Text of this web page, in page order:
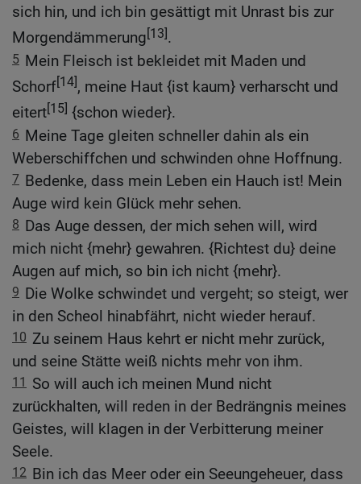
sich hin, und ich bin gesättigt mit Unrast bis zur
Morgendämmerung[13].
5 Mein Fleisch ist bekleidet mit Maden und
Schorf[14], meine Haut {ist kaum} verharscht und
eitert[15] {schon wieder}.
6 Meine Tage gleiten schneller dahin als ein
Weberschiffchen und schwinden ohne Hoffnung.
7 Bedenke, dass mein Leben ein Hauch ist! Mein
Auge wird kein Glück mehr sehen.
8 Das Auge dessen, der mich sehen will, wird
mich nicht {mehr} gewahren. {Richtest du} deine
Augen auf mich, so bin ich nicht {mehr}.
9 Die Wolke schwindet und vergeht; so steigt, wer
in den Scheol hinabfährt, nicht wieder herauf.
10 Zu seinem Haus kehrt er nicht mehr zurück,
und seine Stätte weiß nichts mehr von ihm.
11 So will auch ich meinen Mund nicht
zurückhalten, will reden in der Bedrängnis meines
Geistes, will klagen in der Verbitterung meiner
Seele.
12 Bin ich das Meer oder ein Seeungeheuer, dass